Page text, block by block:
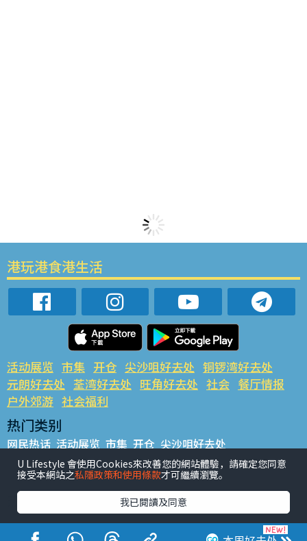
港玩港食港生活
活动展览 市集 开仓 尖沙咀好去处 铜锣湾好去处
元朗好去处 荃湾好去处 旺角好去处 社会 餐厅情报
户外郊游 社会福利
热门类别
网民热话 活动展览 市集 开仓 尖沙咀好去处
铜锣湾好去处 元朗好去处 荃湾好去处 旺角好去处 社会
餐厅情报 户外郊游
热门标签
#UGO揾好去处 #人气活动推介 #美食社群热话
#亲子玩乐好去处
#ULifestyle应用程式 #限时抢
U Lifestyle 會使用Cookies來改善您的網站體驗，請確定您同意
接受本網站之私隱政策和使用條款才可繼續瀏覽。
我已閱讀及同意